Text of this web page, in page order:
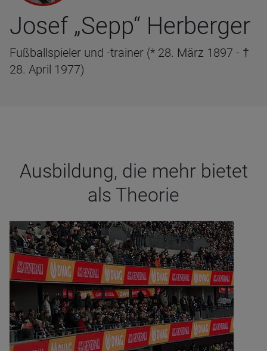
Josef „Sepp“ Herberger
Fußballspieler und -trainer (* 28. März 1897 - †
28. April 1977)
Aus­bil­dung, die mehr bie­tet
als Theo­rie